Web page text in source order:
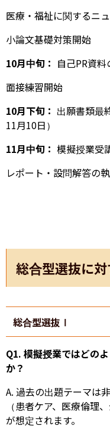
医療・福祉に関するニ
小論文基礎対策開始
10月中旬： 自己PR資料
面接練習開始
10月下旬： 出願書類最
11月10日）
11月中旬： 模擬授業受
レポート・設問解答の
総合型選抜に
総合型選抜Ⅰ
Q1. 模擬授業ではどの
か？
A. 過去の出題テーマは
（患者ケア、医療倫理
が想定されます。